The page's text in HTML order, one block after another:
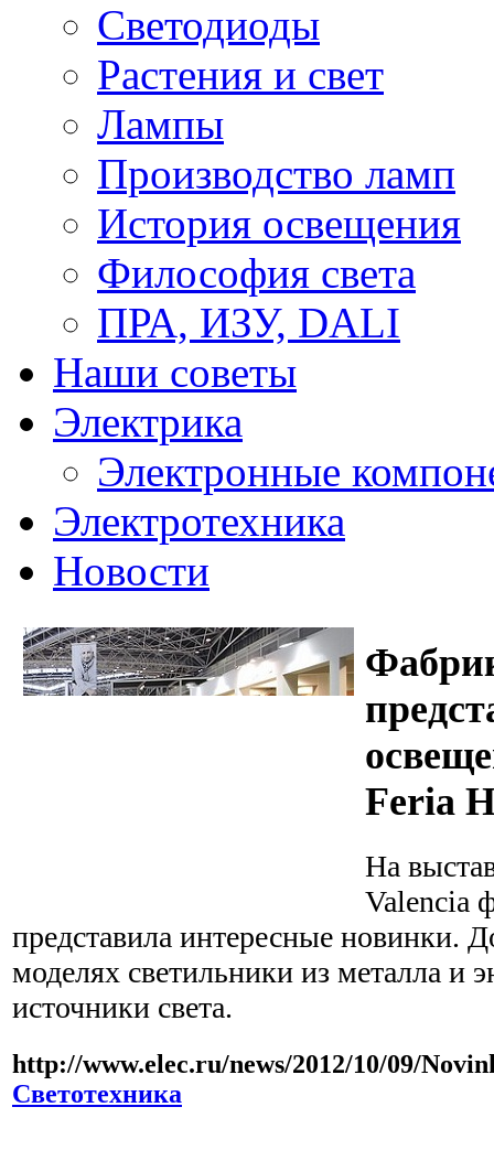
Светодиоды
Растения и свет
Лампы
Производство ламп
История освещения
Философия света
ПРА, ИЗУ, DALI
Наши советы
Электрика
Электронные
Электротехника
Новости
Feria
На
Valencia
представила интересные новинки.
моделях светильники из металла и
источники света.
http://www.elec.ru/news/2012/10/09/
Светотехника